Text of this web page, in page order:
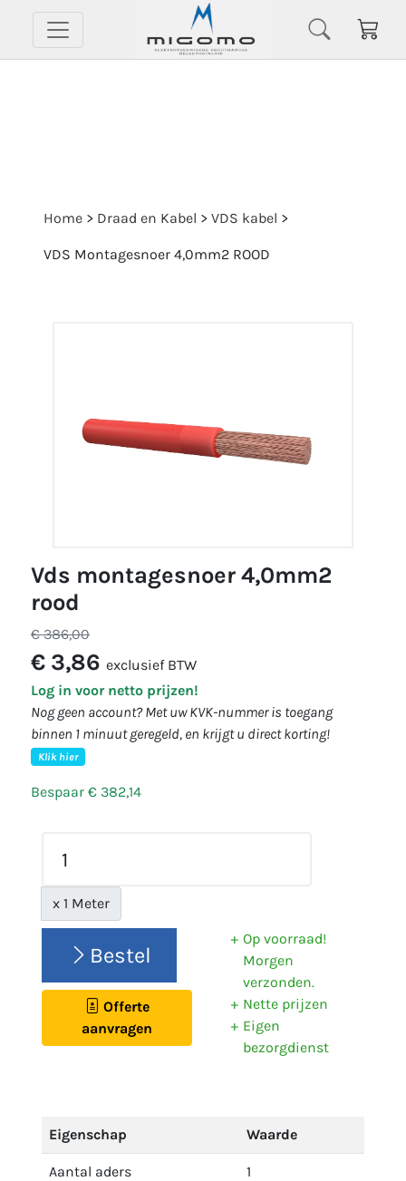
Home > Draad en Kabel > VDS kabel >
VDS Montagesnoer 4,0mm2 ROOD
vds montagesnoer 4,0mm2
rood
€ 386,00
€ 3,86 exclusief BTW
Log in voor netto prijzen!
Nog geen account? Met uw KVK-nummer is toegang
binnen 1 minuut geregeld, en krijgt u direct korting!
Klik hier
Bespaar € 382,14
x 1 Meter
Bestel
Offerte
aanvragen
Op voorraad!
Morgen
verzonden.
Nette prijzen
Eigen
bezorgdienst
Eigenschap Waarde
Aantal aders 1